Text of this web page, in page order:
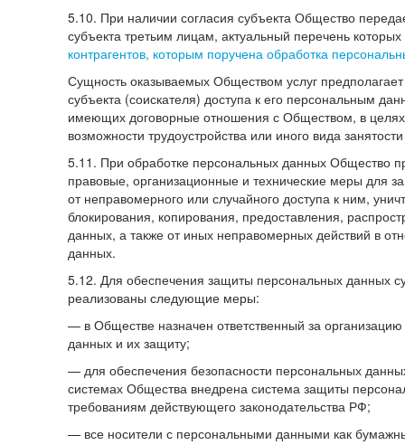
5.10. При наличии согласия субъекта Общество
субъекта третьим лицам, актуальный перечень
контрагентов, которым поручена обработка
Сущность оказываемых Обществом услуг
субъекта (соискателя) доступа к его персональным
имеющих договорные отношения с Обществом, в
возможности трудоустройства или иного вида
5.11. При обработке персональных данных Общество
правовые, организационные и технические меры для
от неправомерного или случайного доступа к ним,
блокирования, копирования, предоставления,
данных, а также от иных неправомерных действий в
данных.
5.12. Для обеспечения защиты персональных данных
реализованы следующие меры:
— в Обществе назначен ответственный за
данных и их защиту;
— для обеспечения безопасности персональных
системах Общества внедрена система защиты
требованиям действующего законодательства РФ;
— все носители с персональными данными как